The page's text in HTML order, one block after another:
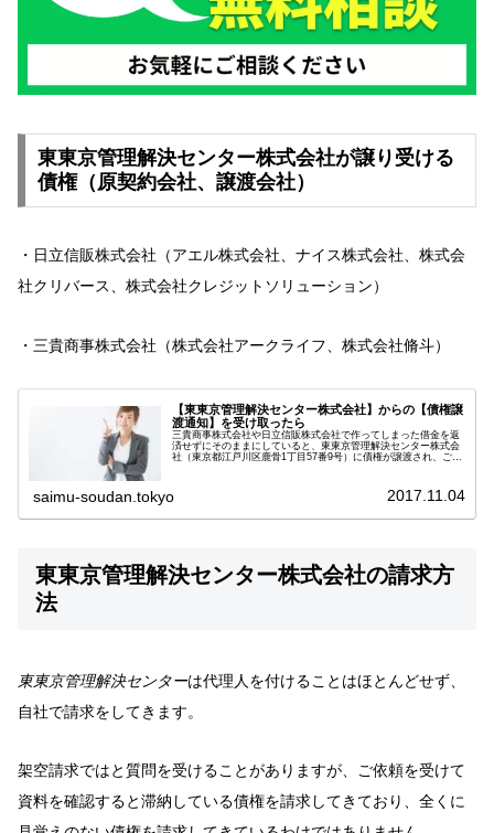
東東京管理解決センター株式会社が譲り受ける
債権（原契約会社、譲渡会社）
・日立信販株式会社（アエル株式会社、ナイス株式会社、株式会
社クリバース、株式会社クレジットソリューション）
・三貴商事株式会社（株式会社アークライフ、株式会社脩斗）
【東東京管理解決センター株式会社】からの【債権譲
渡通知】を受け取ったら
三貴商事株式会社や日立信販株式会社で作ってしまった借金を返
済せずにそのままにしていると、東東京管理解決センター株式会
社（東京都江戸川区鹿骨1丁目57番9号）に債権が譲渡され、ご住
saimu-soudan.tokyo 2017.11.04
東東京管理解決センター株式会社の請求方
法
東東京管理解決センターは代理人を付けることはほとんどせず、
自社で請求をしてきます。
架空請求ではと質問を受けることがありますが、ご依頼を受けて
資料を確認すると滞納している債権を請求してきており、全くに